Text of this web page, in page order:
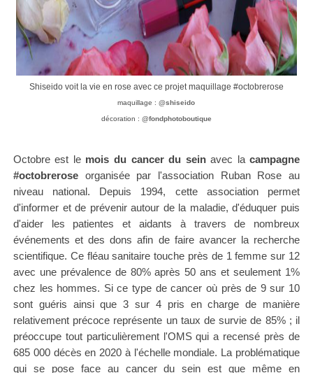
Shiseido voit la vie en rose avec ce projet maquillage #octobrerose
maquillage :@shiseido
décoration : @fondphotoboutique
Octobre est le mois du cancer du seinavec lacampagne
#octobreroseorganisée par l'association Ruban Rose au
niveau national. Depuis 1994, cette association permet
d'informer et de prévenir autour de la maladie, d'éduquer puis
d'aider les patientes et aidants à travers de nombreux
événements et des dons afin de faire avancer la recherche
scientifique. Ce fléau sanitaire touche près de 1 femme sur 12
avec une prévalence de 80% après 50 ans et seulement 1%
chez les hommes. Si ce type de cancer où près de 9 sur 10
sont guéris ainsi que 3 sur 4 pris en charge de manière
relativement précoce représente un taux de survie de 85% ; il
préoccupe tout particulièrement l'OMS qui a recensé près de
685 000 décès en 2020 à l'échelle mondiale. La problématique
qui se pose face au cancer du sein est que même en